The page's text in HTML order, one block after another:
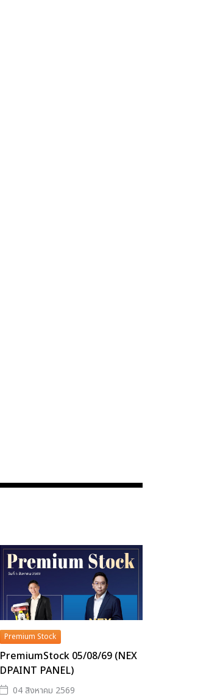
Premium Stock
PremiumStock 05/08/69 (NEX
DPAINT PANEL)
04 สิงหาคม 2569